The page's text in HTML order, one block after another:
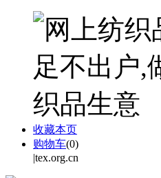
收藏本页
购物车(0)
|tex.org.cn